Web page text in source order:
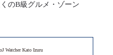
のB級グルメ・ゾーン
Watcher Kato Izuru